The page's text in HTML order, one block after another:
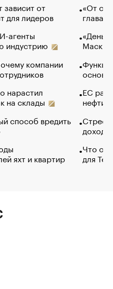
зависит от
для лидеров
агенты
индустрию
компании
нарастил
на склады
способ вредить
яхт и квартир
«От
глава
Маск в
основ
ЕС
нефти
Что
для